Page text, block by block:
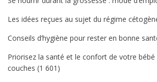
Les idées reçues au sujet du régime
Conseils d’hygiène pour rester en bonne
Priorisez la santé et le confort de votre bébé
couches (1 601)